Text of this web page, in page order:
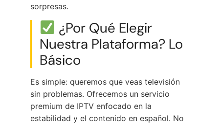
sorpresas.
¿Por Qué Elegir
Nuestra Plataforma? Lo
Básico
Es simple: queremos que veas televisión
sin problemas. Ofrecemos un servicio
premium de IPTV enfocado en la
estabilidad y el contenido en español. No